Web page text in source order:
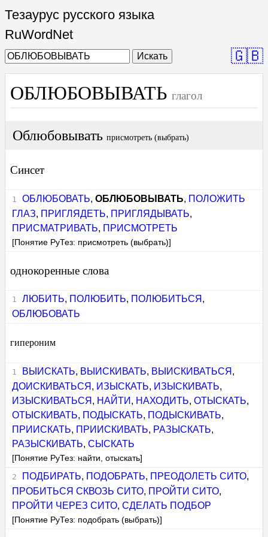
Тезаурус русского языка
RuWordNet
Искать 🇬🇧
ОБЛЮБОВЫВАТЬ глагол
Облюбовывать присмотреть (выбрать)
Синсет
ОБЛЮБОВАТЬ, ОБЛЮБОВЫВАТЬ, ПОЛОЖИТЬ
ГЛАЗ, ПРИГЛЯДЕТЬ, ПРИГЛЯДЫВАТЬ,
ПРИСМАТРИВАТЬ, ПРИСМОТРЕТЬ
[Понятие РуТез: присмотреть (выбрать)]
однокоренные слова
ЛЮБИТЬ, ПОЛЮБИТЬ, ПОЛЮБИТЬСЯ ,
ОБЛЮБОВАТЬ
гипероним
ВЫИСКАТЬ, ВЫИСКИВАТЬ, ВЫИСКИВАТЬСЯ ,
ДОИСКИВАТЬСЯ , ИЗЫСКАТЬ, ИЗЫСКИВАТЬ,
ИЗЫСКИВАТЬСЯ , НАЙТИ , НАХОДИТЬ,ОТЫСКАТЬ,
ОТЫСКИВАТЬ, ПОДЫСКАТЬ, ПОДЫСКИВАТЬ,
ПРИИСКАТЬ, ПРИИСКИВАТЬ, РАЗЫСКАТЬ,
РАЗЫСКИВАТЬ,СЫСКАТЬ
[Понятие РуТез: найти, отыскать]
ПОДБИРАТЬ, ПОДОБРАТЬ, ПРЕОДОЛЕТЬ СИТО,
ПРОБИТЬСЯ СКВОЗЬ СИТО, ПРОЙТИ СИТО,
ПРОЙТИ ЧЕРЕЗ СИТО,СДЕЛАТЬ ПОДБОР
[Понятие РуТез: подобрать (выбрать)]